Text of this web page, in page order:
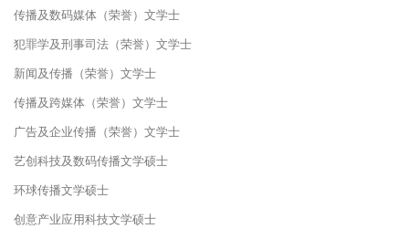
传播及数码媒体（荣誉）文学士
犯罪学及刑事司法（荣誉）文学士
新闻及传播（荣誉）文学士
传播及跨媒体（荣誉）文学士
广告及企业传播（荣誉）文学士
艺创科技及数码传播文学硕士
环球传播文学硕士
创意产业应用科技文学硕士